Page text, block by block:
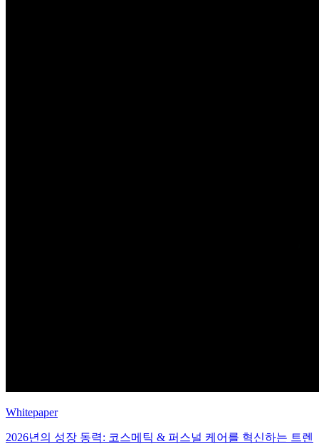
Whitepaper
2026년의 성장 동력: 코스메틱 & 퍼스널 케어를 혁신하는 트렌